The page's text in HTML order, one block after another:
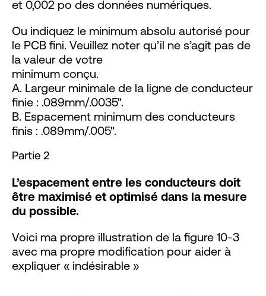
et 0,002 po des données numériques.
Ou indiquez le minimum absolu autorisé pour
le PCB fini. Veuillez noter qu’il ne s’agit pas de
la valeur de votre
minimum conçu.
A. Largeur minimale de la ligne de conducteur
finie : .089mm/.0035".
B. Espacement minimum des conducteurs
finis : .089mm/.005".
Partie 2
L’espacement entre les conducteurs doit
être maximisé et optimisé dans la mesure
du possible.
Voici ma propre illustration de la figure 10-3
avec ma propre modification pour aider à
expliquer « indésirable »